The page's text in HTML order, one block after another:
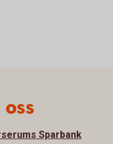
oss
Sparbank